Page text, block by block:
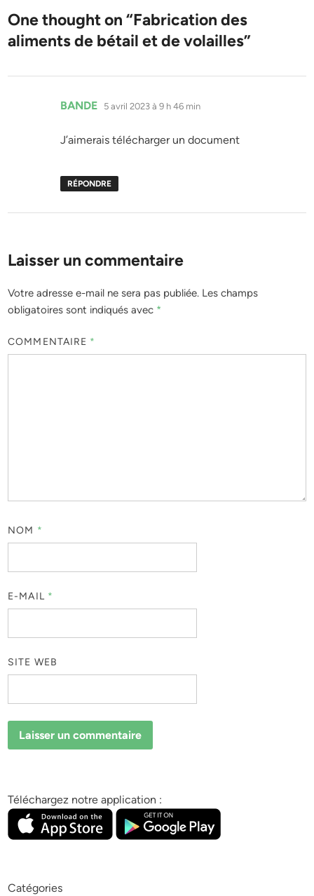
One thought on “Fabrication des
aliments de bétail et de volailles”
BANDE dit :
5 avril 2023 à 9 h 46 min
J’aimerais télécharger un document
RÉPONDRE
Laisser un commentaire
Votre adresse e-mail ne sera pas publiée. Les champs
obligatoires sont indiqués avec *
COMMENTAIRE *
NOM *
E-MAIL *
SITE WEB
Téléchargez notre application :
Catégories